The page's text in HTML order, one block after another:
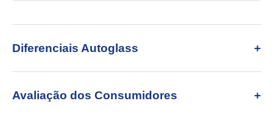
Diferenciais Autoglass
Avaliação dos Consumidores